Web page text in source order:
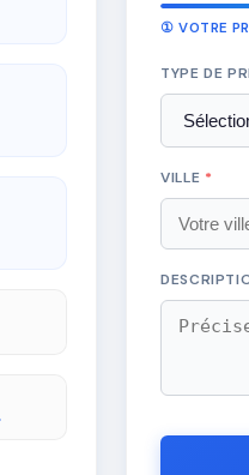
① VOTRE
TYPE DE
VILLE *